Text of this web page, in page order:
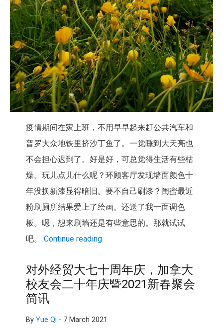
疫情期间在家上班， 不用早早起来赶公共汽车和
普罗大众地铁里挤沙丁鱼了。 一觉睡到大天亮也
不会担心迟到了。好是好， 可总觉得生活有些枯
燥。玩儿点儿什么呢？ 环顾客厅发现墙面颜色十
年没换新漆显得暗旧。要不自己刷漆？ 闺蜜最近
粉刷厕所结果爱上了绘画。还送了我一面调色
板。嗯， 想来刷墙还是有些意思的。那就试试
吧。 Continue reading
对外经贸大七十周年庆，加拿大
校友会二十年庆暨2021新春聚会
简讯
By Yue Qi - 7 March 2021